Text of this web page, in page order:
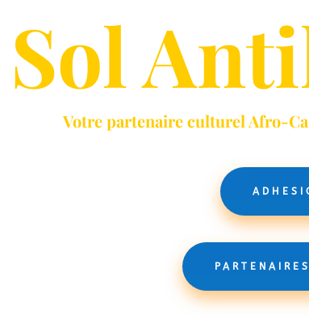
Sol
Votre partenaire culturel Afro-